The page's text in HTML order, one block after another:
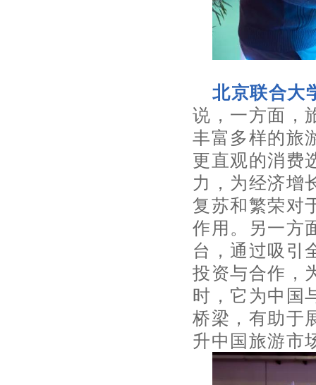
北京联合大
说，一方面，
丰富多样的旅
更直观的消费
力，为经济增
复苏和繁荣对
作用。另一方
台，通过吸引
投资与合作，
时，它为中国
桥梁，有助于
升中国旅游市